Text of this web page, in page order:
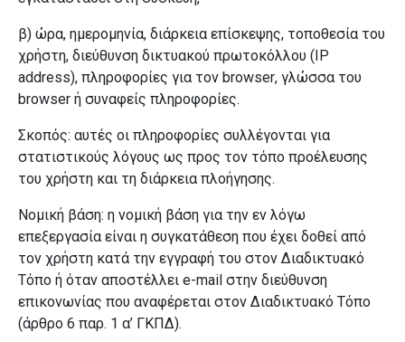
β) ώρα, ημερομηνία, διάρκεια επίσκεψης, τοποθεσία του
χρήστη, διεύθυνση δικτυακού πρωτοκόλλου (IP
address), πληροφορίες για τον browser, γλώσσα του
browser ή συναφείς πληροφορίες.
Σκοπός: αυτές οι πληροφορίες συλλέγονται για
στατιστικούς λόγους ως προς τον τόπο προέλευσης
του χρήστη και τη διάρκεια πλοήγησης.
Νομική βάση: η νομική βάση για την εν λόγω
επεξεργασία είναι η συγκατάθεση που έχει δοθεί από
τον χρήστη κατά την εγγραφή του στον Διαδικτυακό
Τόπο ή όταν αποστέλλει e-mail στην διεύθυνση
επικονωνίας που αναφέρεται στον Διαδικτυακό Τόπο
(άρθρο 6 παρ. 1 α’ ΓΚΠΔ).